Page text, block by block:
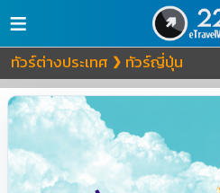
≡
ทัวร์ต่างประเทศ ❯ ทัวร์ญี่ปุ่น